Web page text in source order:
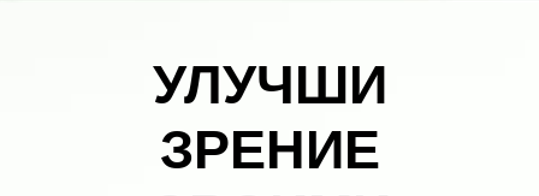
профессиональной ассоциации
специалистов народной
медицины и оздоровительных
практик
УЛУЧШИ
ЗРЕНИЕ